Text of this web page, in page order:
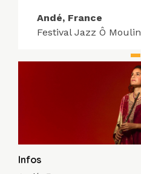
Andé, France
Festival Jazz Ô Moulin
Infos